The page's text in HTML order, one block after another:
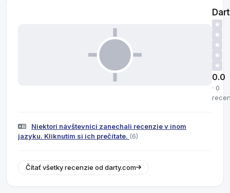
★
★
★
★
★
0.0
· 0
Niektorí návštevníci zanechali recenzie v inom
jazyku. Kliknutím si ich prečítate. (6)
Čítať všetky recenzie od darty.com